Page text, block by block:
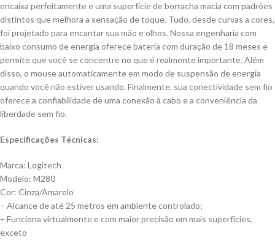
encaixa perfeitamente e uma superfície de borracha macia com padrões
distintos que melhora a sensação de toque. Tudo, desde curvas a cores,
foi projetado para encantar sua mão e olhos. Nossa engenharia com
baixo consumo de energia oferece bateria com duração de 18 meses e
permite que você se concentre no que é realmente importante. Além
disso, o mouse automaticamente em modo de suspensão de energia
quando você não estiver usando. Finalmente, sua conectividade sem fio
oferece a confiabilidade de uma conexão à cabo e a conveniência da
liberdade sem fio.
Especificações Técnicas:
Marca: Logitech
Modelo: M280
Cor: Cinza/Amarelo
– Alcance de até 25 metros em ambiente controlado;
– Funciona virtualmente e com maior precisão em mais superfícies,
exceto